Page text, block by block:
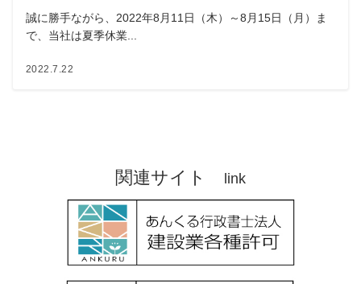
誠に勝手ながら、2022年8月11日（木）～8月15日（月）ま
で、当社は夏季休業...
2022.7.22
関連サイト link